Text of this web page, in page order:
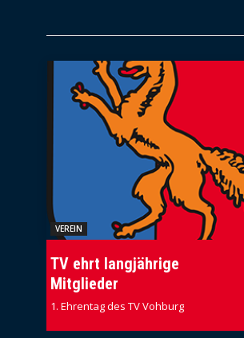
VEREIN
TV ehrt langjährige
Mitglieder
1. Ehrentag des TV Vohburg